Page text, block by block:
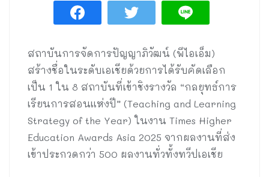
สถาบันการจัดการปัญญาภิวัฒน์ (พีไอเอ็ม)
สร้างชื่อในระดับเอเชียด้วยการได้รับคัดเลือก
เป็น 1 ใน 8 สถาบันที่เข้าชิงรางวัล “กลยุทธ์การ
เรียนการสอนแห่งปี” (Teaching and Learning
Strategy of the Year) ในงาน Times Higher
Education Awards Asia 2025 จากผลงานที่ส่ง
เข้าประกวดกว่า 500 ผลงานทั่วทั้งทวีปเอเชีย